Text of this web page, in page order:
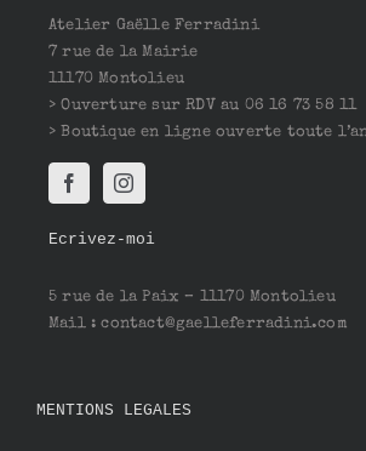
Atelier Gaëlle Ferradini
7 rue de la Mairie
11170 Montolieu
> Ouverture sur RDV au 06 16 73 58 11
> Boutique en ligne ouverte toute
Ecrivez-moi
5 rue de la Paix – 11170 Montolieu
Mail : contact@gaelleferradini.com
MENTIONS LEGALES